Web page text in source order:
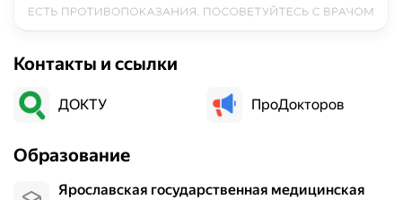
Контакты и ссылки
ДОКТУ ПроДокторов
Образование
Ярославская государственная медицинская